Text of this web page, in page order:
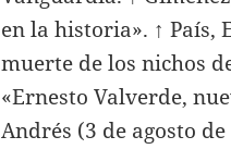
en la historia». ↑ País,
muerte de los nichos
«Ernesto Valverde,
Andrés (3 de agosto